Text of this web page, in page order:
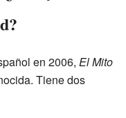
en 2006, El Mito
Tiene dos